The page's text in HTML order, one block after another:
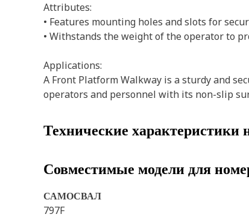
Attributes:
• Features mounting holes and slots for
• Withstands the weight of the operator to
Applications:
A Front Platform Walkway is a sturdy and
operators and personnel with its non-slip
Технические характеристики
Совместимые модели для
САМОСВАЛ
797F